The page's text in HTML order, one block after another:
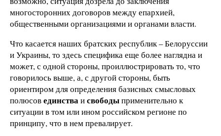
многосторонних договоров между епархией,
общественными организациями и органами власти.
Что касается наших братских республик – Белоруссии
и Украины, то здесь специфика еще более наглядна и
может, с одной стороны, проиллюстрировать то, что
говорилось выше, а, с другой стороны, быть
ориентиром для определения базисных смысловых
полюсовединстваисвободыприменительно к
ситуации в том или ином российском регионе по
принципу, что в нем превалирует.